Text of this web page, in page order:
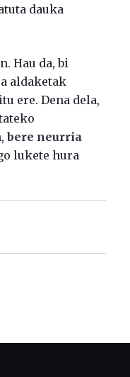
dauka
Hau da, bi
aldaketak
ere. Dena dela,
bere neurria
lukete hura